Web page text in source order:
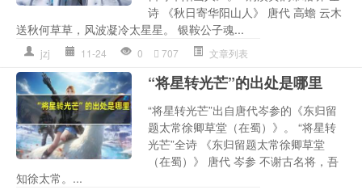
诗 《秋日寄华阳山人》 唐代 高蟾 云木
送秋何草草，风波凝冷太星星。 银鞍公子魂...
jzj 11-24 0 707 文章列表
“将星转光芒”的出处是哪里
“将星转光芒”出自唐代岑参的《东归留
题太常徐卿草堂（在蜀）》。 “将星转
光芒”全诗 《东归留题太常徐卿草堂
（在蜀）》 唐代 岑参 不谢古名将，吾
知徐太常。...